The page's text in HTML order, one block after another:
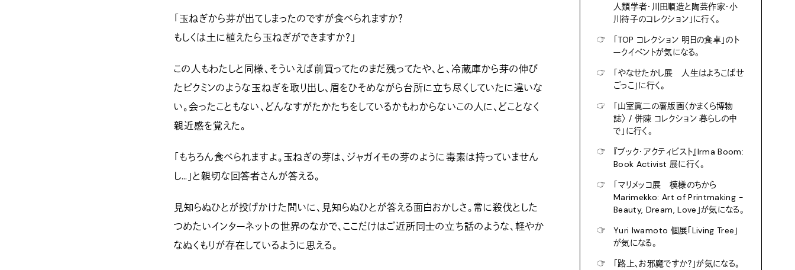
「玉ねぎから芽が出てしまったのですが食べられますか？
もしくは土に植えたら玉ねぎができますか？」
この人もわたしと同様、そういえば前買ってたのまだ残ってたや、と、冷蔵庫から芽の伸び
たピクミンのような玉ねぎを取り出し、眉をひそめながら台所に立ち尽くしていたに違いな
い。会ったこともない、どんなすがたかたちをしているかもわからないこの人に、どことなく
親近感を覚えた。
「もちろん食べられますよ。玉ねぎの芽は、ジャガイモの芽のように毒素は持っていません
し…」と親切な回答者さんが答える。
見知らぬひとが投げかけた問いに、見知らぬひとが答える面白おかしさ。常に殺伐とした
つめたいインターネットの世界のなかで、ここだけはご近所同士の立ち話のような、軽やか
なぬくもりが存在しているように思える。
人類学者・川田順造と陶芸作家・小
川待子のコレクション」に行く。
☞
「TOP コレクション 明日の食卓」のト
ークイベントが気になる。
☞
「やなせたかし展 人生はよろこばせ
ごっこ」に行く。
☞
「山室眞二の薯版画〈かまくら博物
誌〉 / 併陳 コレクション 暮らしの中
で」に行く。
☞
『ブック・アクティビスト』Irma Boom:
Book Activist 展に行く。
☞
「マリメッコ展 模様のちから
Marimekko: Art of Printmaking -
Beauty, Dream, Love」が気になる。
☞
Yuri Iwamoto 個展「Living Tree」
が気になる。
☞
「路上、お邪魔ですか？」が気になる。